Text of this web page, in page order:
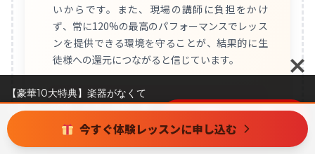
いからです。また、現場の講師に負担をかけ
ず、常に120%の最高のパフォーマンスでレッス
ンを提供できる環境を守ることが、結果的に生
徒様への還元につながると信じています。
その代わり、本気の方を全力で
応援します！
今すぐ体験レッスンに申し込む
【豪華10大特典】楽器がなくて
も手ぶらでOK！まずは気軽に教
室の雰囲気を味わってみません
か？
体験レッスン